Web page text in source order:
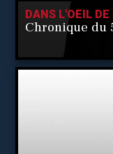
DANS L'OEIL
Chronique du